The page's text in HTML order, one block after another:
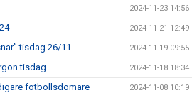
2024-11-23 14:56
2024-11-21 12:49
tisdag 26/11 2024-11-19 09:55
tisdag 2024-11-18 18:34
fotbollsdomare 2024-11-08 10:19